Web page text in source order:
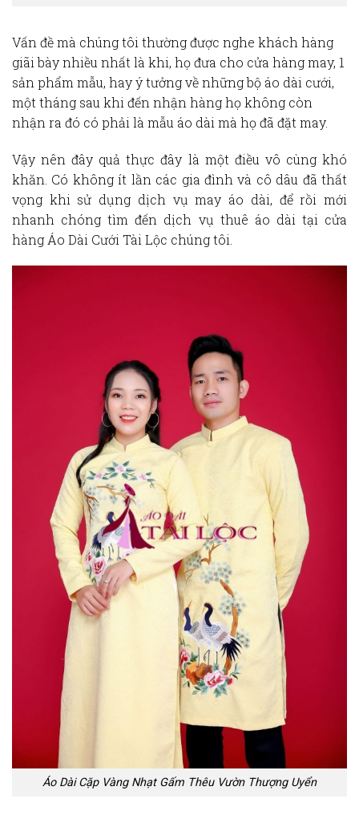
Vấn đề mà chúng tôi thường được nghe khách hàng
giãi bày nhiều nhất là khi, họ đưa cho cửa hàng may, 1
sản phẩm mẫu, hay ý tưởng về những bộ áo dài cưới,
một tháng sau khi đến nhận hàng họ không còn
nhận ra đó có phải là mẫu áo dài mà họ đã đặt may.
Vậy nên đây quả thực đây là một điều vô cùng khó
khăn. Có không ít lần các gia đình và cô dâu đã thất
vọng khi sử dụng dịch vụ may áo dài, để rồi mới
nhanh chóng tìm đến dịch vụ thuê áo dài tại cửa
hàng Áo Dài Cưới Tài Lộc chúng tôi.
Áo Dài Cặp Vàng Nhạt Gấm Thêu Vườn Thượng Uyển